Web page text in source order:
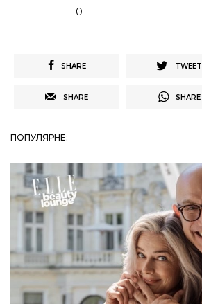
0
SHARE TWEET
SHARE SHARE
ПОПУЛЯРНЕ: